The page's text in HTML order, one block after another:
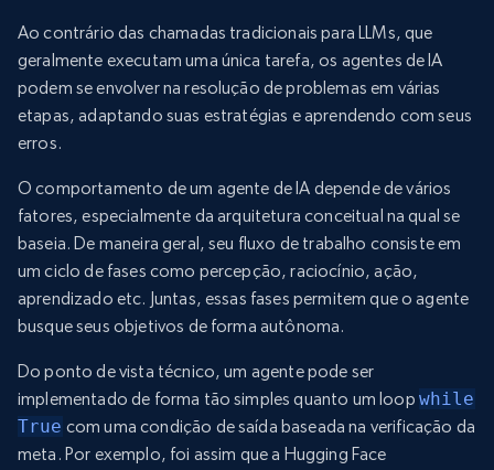
Ao contrário das chamadas tradicionais para LLMs, que
geralmente executam uma única tarefa, os agentes de IA
podem se envolver na resolução de problemas em várias
etapas, adaptando suas estratégias e aprendendo com seus
erros.
O comportamento de um agente de IA depende de vários
fatores, especialmente da arquitetura conceitual na qual se
baseia. De maneira geral, seu fluxo de trabalho consiste em
um ciclo de fases como percepção, raciocínio, ação,
aprendizado etc. Juntas, essas fases permitem que o agente
busque seus objetivos de forma autônoma.
Do ponto de vista técnico, um agente pode ser
implementado de forma tão simples quanto um loop while
True com uma condição de saída baseada na verificação da
meta. Por exemplo, foi assim que a Hugging Face